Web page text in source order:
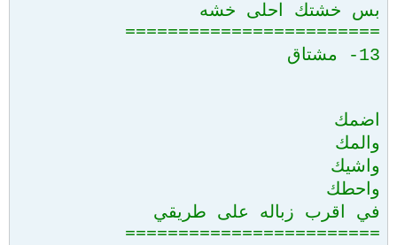
بس خشتك احلى خشه
========================
13- مشتاق
اضمك
والمك
واشيك
واحطك
في اقرب زباله على طريقي
========================